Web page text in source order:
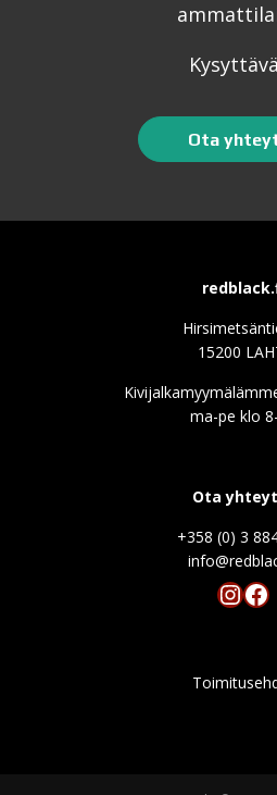
Ota
15200
ma-pe klo
Ota
+358 (0) 3